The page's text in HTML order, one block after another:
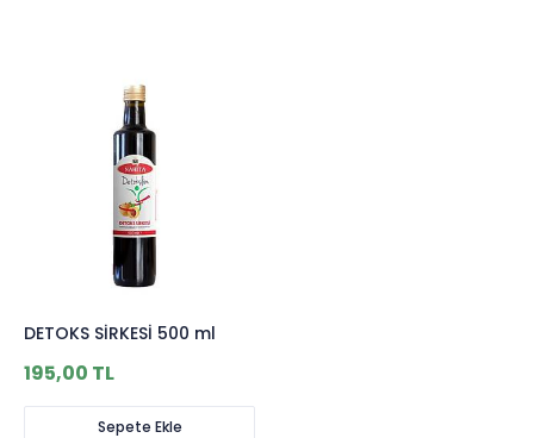
DETOKS SİRKESİ 500 ml
195,00 TL
Sepete Ekle